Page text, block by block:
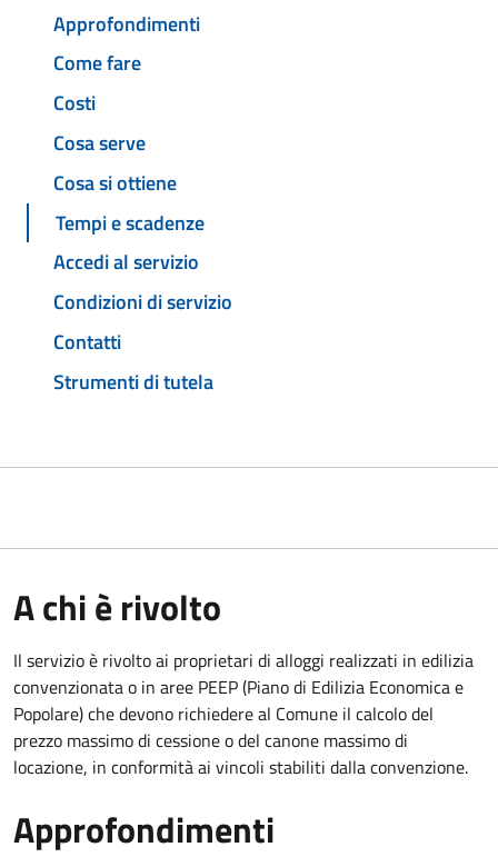
Approfondimenti
Come fare
Costi
Cosa serve
Cosa si ottiene
Tempi e scadenze
Accedi al servizio
Condizioni di servizio
Contatti
Strumenti di tutela
A chi è rivolto
Il servizio è rivolto ai proprietari di alloggi realizzati in edilizia
convenzionata o in aree PEEP (Piano di Edilizia Economica e
Popolare) che devono richiedere al Comune il calcolo del
prezzo massimo di cessione o del canone massimo di
locazione, in conformità ai vincoli stabiliti dalla convenzione.
Approfondimenti